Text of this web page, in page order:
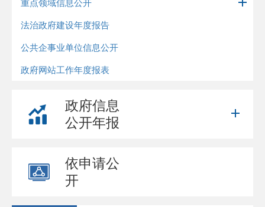
法治政府建设年度报告
公共企事业单位信息公开
政府网站工作年度报表
政府信息
公开年报
依申请公
开